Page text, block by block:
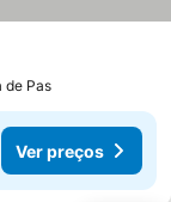
de Pas
Ver preços